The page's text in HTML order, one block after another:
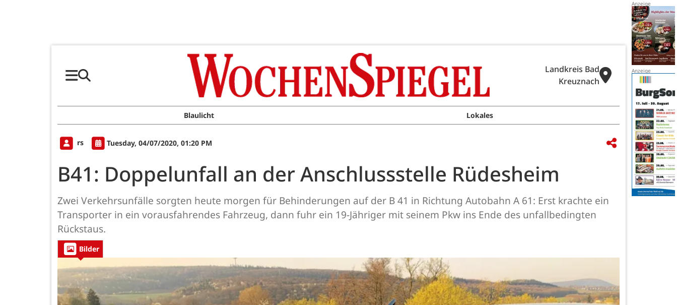
Landkreis Bad
Kreuznach
Blaulicht Lokales
rs Tuesday, 04/07/2020, 01:20 PM
B41: Doppelunfall an der Anschlussstelle Rüdesheim
Zwei Verkehrsunfälle sorgten heute morgen für Behinderungen auf der B 41 in Richtung Autobahn A 61: Erst krachte ein
Transporter in ein vorausfahrendes Fahrzeug, dann fuhr ein 19-Jähriger mit seinem Pkw ins Ende des unfallbedingten
Rückstaus.
Bilder